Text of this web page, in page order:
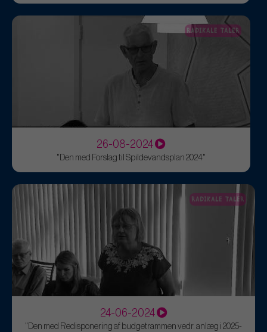
RADIKALE TALER
26-08-2024
"Den med Forslag til Spildevandsplan 2024"
RADIKALE TALER
24-06-2024
"Den med Redisponering af budgetrammen vedr. anlæg i 2025-